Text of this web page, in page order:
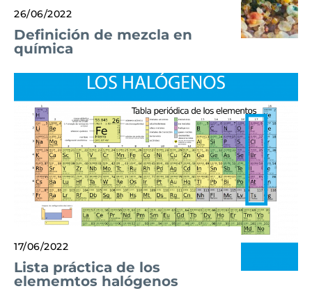
26/06/2022
Definición de mezcla en
química
17/06/2022
Lista práctica de los
elememtos halógenos